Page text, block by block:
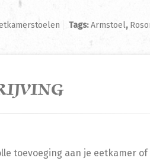
Tags:Armstoel,
toevoeging aan je eetkamer